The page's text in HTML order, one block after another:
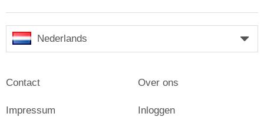
Nederlands
Contact
Impressum
Over ons
Inloggen